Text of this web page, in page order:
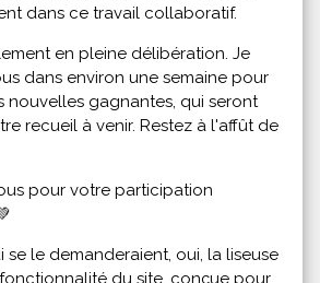
dans ce travail collaboratif.
en pleine délibération. Je
dans environ une semaine pour
nouvelles gagnantes, qui seront
recueil à venir. Restez à l'affût de
pour votre participation
se le demanderaient, oui, la liseuse
du site, conçue pour